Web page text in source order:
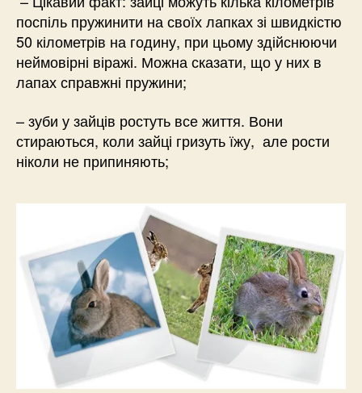
поспіль пружинити на своїх лапках зі швидкістю
50 кілометрів на годину, при цьому здійснюючи
неймовірні віражі. Можна сказати, що у них в
лапах справжні пружини;
– зуби у зайців ростуть все життя. Вони
стираються, коли зайці гризуть їжу, але рости
ніколи не припиняють;